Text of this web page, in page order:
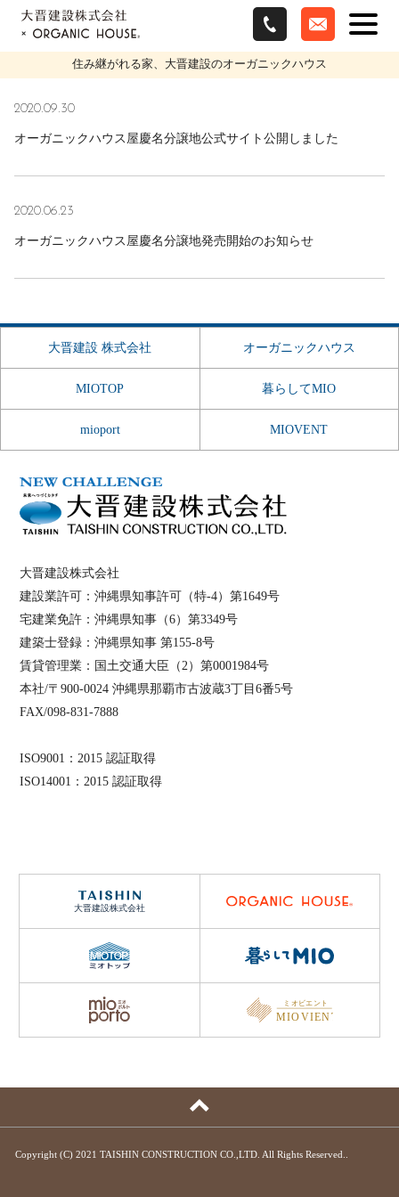
住み継がれる家、大晋建設のオーガニックハウス
屋慶名土地区画整理 の一覧
2020.09.30
オーガニックハウス屋慶名分譲地公式サイト公開しました
2020.06.23
オーガニックハウス屋慶名分譲地発売開始のお知らせ
大晋建設 株式会社 オーガニックハウス
MIOTOP 暮らしてMIO
mioport MIOVENT
大晋建設株式会社
建設業許可：沖縄県知事許可（特-4）第1649号
宅建業免許：沖縄県知事（6）第3349号
建築士登録：沖縄県知事 第155-8号
賃貸管理業：国土交通大臣（2）第0001984号
本社/〒900-0024 沖縄県那覇市古波蔵3丁目6番5号
FAX/098-831-7888
ISO9001：2015 認証取得
ISO14001：2015 認証取得
Copyright (C) 2021 TAISHIN CONSTRUCTION CO.,LTD. All Rights Reserved..